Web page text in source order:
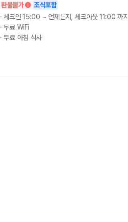
환불불가 조식포함
·체크인 15:00 ~ 언제든지, 체크아웃 11:00 까지
· 무료 WiFi
· 무료 아침 식사